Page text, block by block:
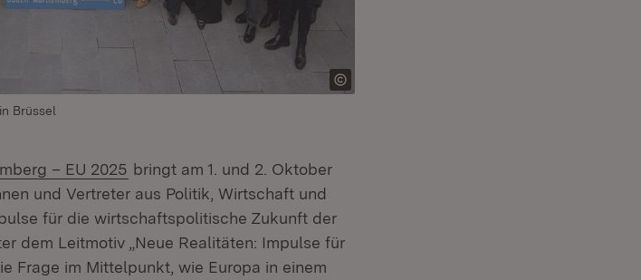
Brüssel
– EU 2025 (Öffnet in neuem Fenster)
bringt am 1. und 2. Oktober
und Vertreter aus Politik, Wirtschaft und
für die wirtschaftspolitische Zukunft der
dem Leitmotiv „Neue Realitäten: Impulse für
Frage im Mittelpunkt, wie Europa in einem